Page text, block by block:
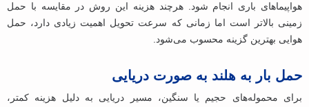
هواپیماهای باری انجام شود. هرچند هزینه این روش در مقایسه با حمل
زمینی بالاتر است اما زمانی که سرعت تحویل اهمیت زیادی دارد، حمل
هوایی بهترین گزینه محسوب می‌شود.
حمل بار به هلند به‌ صورت دریایی
برای محموله‌های حجیم یا سنگین، مسیر دریایی به دلیل هزینه کمتر،